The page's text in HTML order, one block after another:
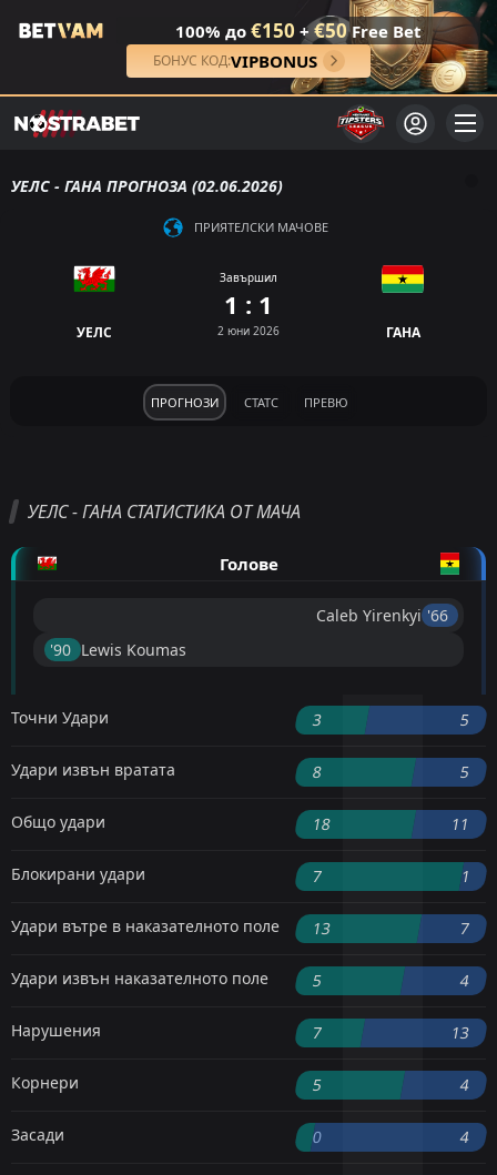
100% до €150 + €50Free Bet
БОНУС КОД:VIPBONUS
УЕЛС - ГАНА ПРОГНОЗА (02.06.2026)
ПРИЯТЕЛСКИ МАЧОВЕ
УЕЛС
Завършил
1 : 1
2 юни 2026 ГАНА
ПРОГНОЗИ СТАТС ПРЕВЮ
УЕЛС - ГАНА СТАТИСТИКА ОТ МАЧА
Голове
Caleb Yirenkyi '66 ︎
'90 ︎ Lewis Koumas
Точни Удари 3 5
Удари извън вратата 8 5
Общо удари 18 11
Блокирани удари 7 1
Удари вътре в наказателното поле 13 7
Удари извън наказателното поле 5 4
Нарушения 7 13
Корнери 5 4
Засади 0 4